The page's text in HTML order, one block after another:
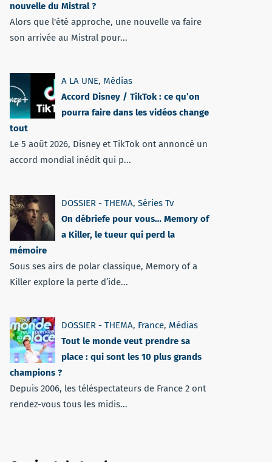
nouvelle du Mistral ?
Alors que l'été approche, une nouvelle va faire
son arrivée au Mistral pour...
A LA UNE, Médias
Accord Disney / TikTok : ce qu’on
pourra faire dans les vidéos change
tout
Le 5 août 2026, Disney et TikTok ont annoncé un
accord mondial inédit qui p...
DOSSIER - THEMA, Séries Tv
On débriefe pour vous… Memory of
a Killer, le tueur qui perd la
mémoire
Sous ses airs de polar classique, Memory of a
Killer explore la perte d’ide...
DOSSIER - THEMA, France, Médias
Tout le monde veut prendre sa
place : qui sont les 10 plus grands
champions ?
Depuis 2006, les téléspectateurs de France 2 ont
rendez-vous tous les midis...